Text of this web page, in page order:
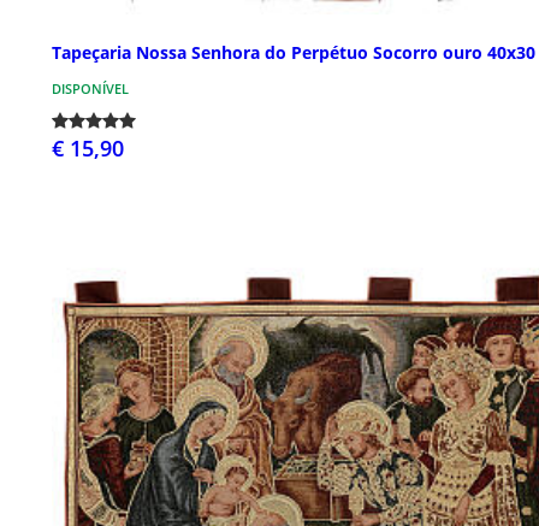
Tapeçaria Nossa Senhora do Perpétuo Socorro ouro
DISPONÍVEL
€ 15,90